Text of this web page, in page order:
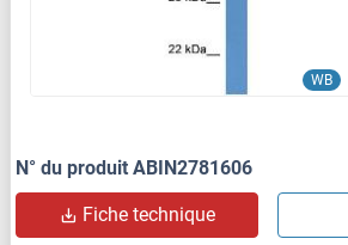
WB
N° du produit ABIN2781606
Fiche technique